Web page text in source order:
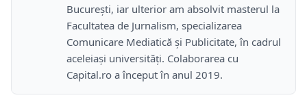
București, iar ulterior am absolvit masterul la
Facultatea de Jurnalism, specializarea
Comunicare Mediatică și Publicitate, în cadrul
aceleiași universități. Colaborarea cu
Capital.ro a început în anul 2019.